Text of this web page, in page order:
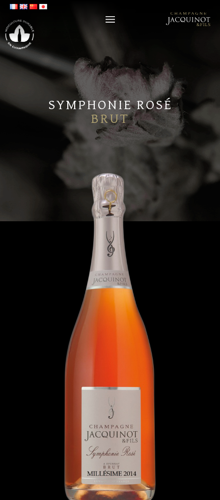
SYMPHONIE ROSÉ
BRUT